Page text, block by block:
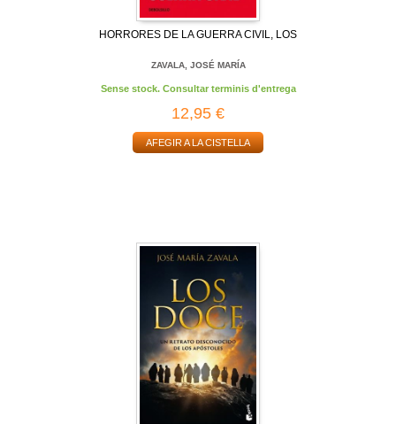
HORRORES DE LA GUERRA CIVIL, LOS
ZAVALA, JOSÉ MARÍA
Sense stock. Consultar terminis d'entrega
12,95 €
AFEGIR A LA CISTELLA